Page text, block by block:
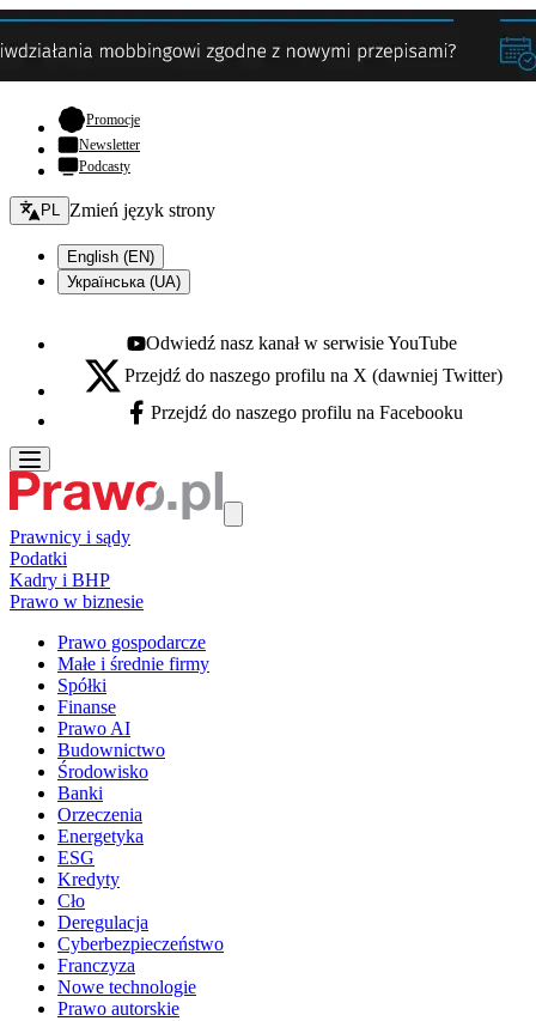
Promocje- otwiera się w nowej karcie
Newsletter
Podcasty
Zmień język - bieżący:
PL Zmień język strony
English (EN)
Українська (UA)
Youtube - otwiera się w nowej karcie
Odwiedź nasz kanał w serwisie YouTube
X - otwiera się w nowej karcie
Przejdź do naszego profilu na X (dawniej Twitter)
Facebook - otwiera się w nowej karcie
Przejdź do naszego profilu na Facebooku
Prawnicy i sądy
Podatki
Kadry i BHP
Prawo w biznesie
Prawo gospodarcze
Małe i średnie firmy
Spółki
Finanse
Prawo AI
Budownictwo
Środowisko
Banki
Orzeczenia
Energetyka
ESG
Kredyty
Cło
Deregulacja
Cyberbezpieczeństwo
Franczyza
Nowe technologie
Prawo autorskie